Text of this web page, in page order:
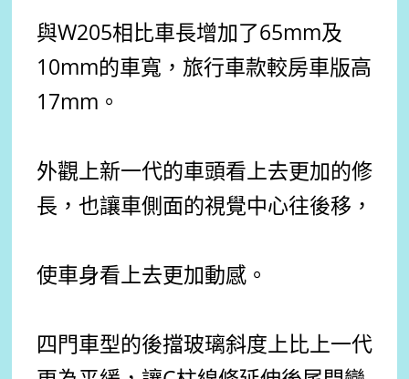
與W205相比車長增加了65mm及
10mm的車寬，旅行車款較房車版高
17mm。
外觀上新一代的車頭看上去更加的修
長，也讓車側面的視覺中心往後移，
使車身看上去更加動感。
四門車型的後擋玻璃斜度上比上一代